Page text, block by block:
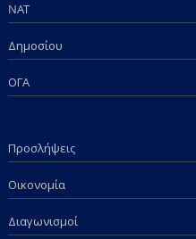
NAT
Δημοσίου
ΟΓΑ
Προσλήψεις
Οικονομία
Διαγωνισμοί